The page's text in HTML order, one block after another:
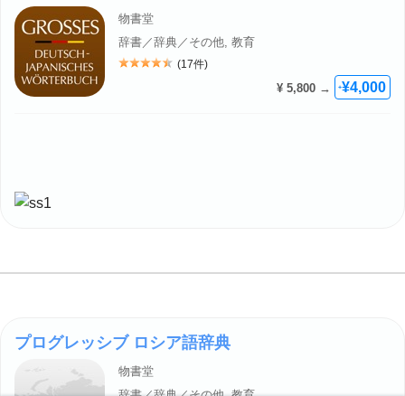
物書堂
辞書／辞典／その他, 教育
評価: 4.5
(17件)
¥ 5,800 → +¥4,000
プログレッシブ ロシア語辞典
物書堂